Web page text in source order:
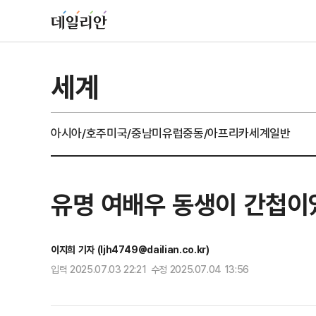
세계
아시아/호주미국/중남미유럽중동/아프리카세계일반
유명 여배우 동생이 간첩
이지희 기자 (ljh4749@dailian.co.kr)
입력 2025.07.03 22:21 수정 2025.07.04 13:56